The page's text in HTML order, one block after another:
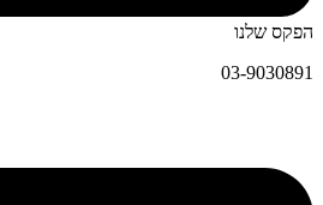
הפקס שלנו
03-9030891